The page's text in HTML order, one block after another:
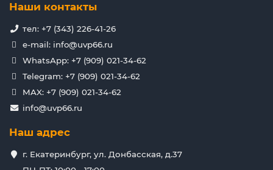
Наши контакты
тел: +7 (343) 226-41-26
e-mail: info@uvp66.ru
WhatsApp: +7 (909) 021-34-62
Telegram: +7 (909) 021-34-62
MAX: +7 (909) 021-34-62
info@uvp66.ru
Наш адрес
г. Екатеринбург, ул. Донбасская, д.37